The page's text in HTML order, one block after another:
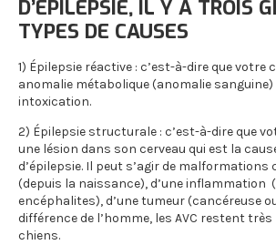
D’ÉPILEPSIE, IL Y A TROIS
TYPES DE CAUSES
1) Épilepsie réactive : c’est-à-dire que votre
anomalie métabolique (anomalie sanguine)
intoxication.
2) Épilepsie structurale : c’est-à-dire que
une lésion dans son cerveau qui est la
d’épilepsie. Il peut s’agir de malformations
(depuis la naissance), d’une inflammation
encéphalites), d’une tumeur (cancéreuse
différence de l’homme, les AVC restent
chiens.